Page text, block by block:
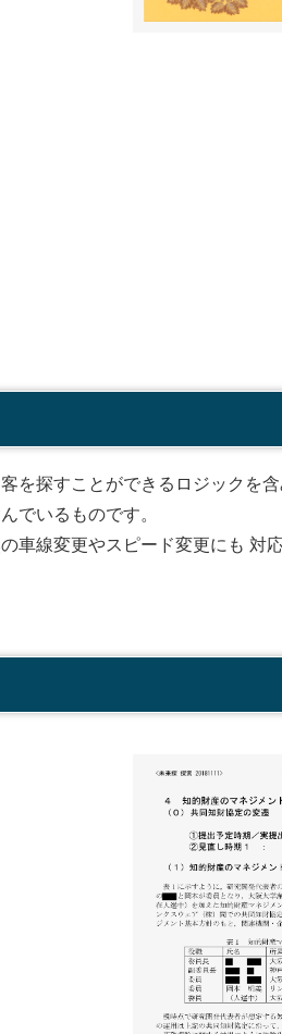
を探すことができるロジックを含
でいるものです。
車線変更やスピード変更にも 対